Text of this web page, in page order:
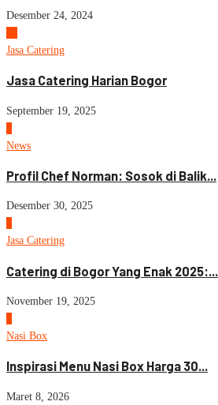
Desember 24, 2024
Jasa Catering
Jasa Catering Harian Bogor
September 19, 2025
News
Profil Chef Norman: Sosok di Balik...
Desember 30, 2025
Jasa Catering
Catering di Bogor Yang Enak 2025:...
November 19, 2025
Nasi Box
Inspirasi Menu Nasi Box Harga 30...
Maret 8, 2026